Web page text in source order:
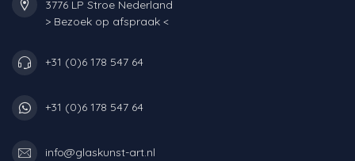
3776 LP Stroe Nederland
> Bezoek op afspraak <
+31 (0)6 178 547 64
+31 (0)6 178 547 64
info@glaskunst-art.nl